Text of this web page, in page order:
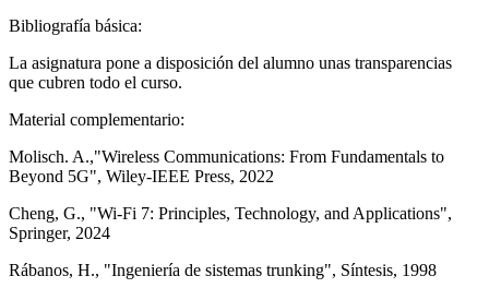
Bibliografía básica:
La asignatura pone a disposición del alumno unas transparencias
que cubren todo el curso.
Material complementario:
Molisch. A.,"Wireless Communications: From Fundamentals to
Beyond 5G", Wiley-IEEE Press, 2022
Cheng, G., "Wi-Fi 7: Principles, Technology, and Applications",
Springer, 2024
Rábanos, H., "Ingeniería de sistemas trunking", Síntesis, 1998